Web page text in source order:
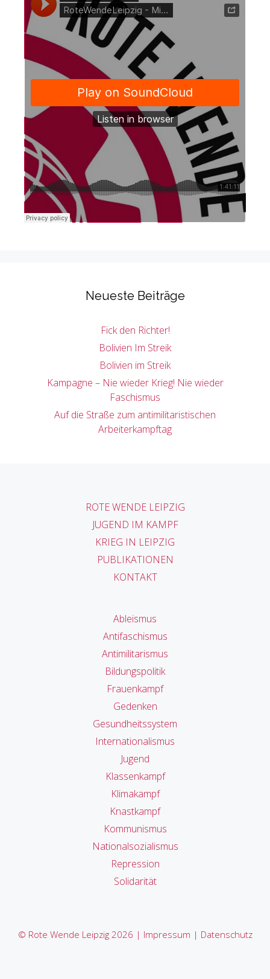
Neueste Beiträge
Fick den Richter!
Bolivien Im Streik
Bolivien im Streik
Kampagne – Nie wieder Krieg! Nie wieder
Faschismus
Auf die Straße zum antimilitaristischen
Arbeiterkampftag
ROTE WENDE LEIPZIG
JUGEND IM KAMPF
KRIEG IN LEIPZIG
PUBLIKATIONEN
KONTAKT
Ableismus
Antifaschismus
Antimilitarismus
Bildungspolitik
Frauenkampf
Gedenken
Gesundheitssystem
Internationalismus
Jugend
Klassenkampf
Klimakampf
Knastkampf
Kommunismus
Nationalsozialismus
Repression
Solidarität
© Rote Wende Leipzig 2026 | Impressum | Datenschutz